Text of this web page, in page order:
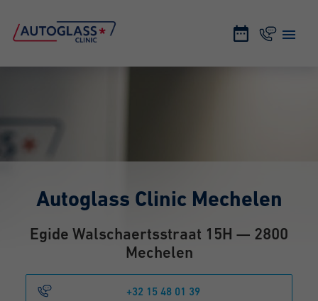
Autoglass Clinic Mechelen
Egide Walschaertsstraat 15H — 2800
Mechelen
+32 15 48 01 39